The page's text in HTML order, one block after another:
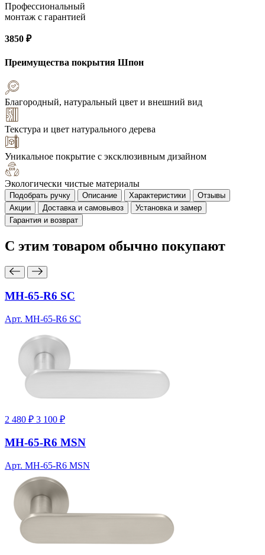
Профессиональный
монтаж с гарантией
3850 ₽
Преимущества покрытия Шпон
Благородный, натуральный цвет и внешний вид
Текстура и цвет натурального дерева
Уникальное покрытие с эксклюзивным дизайном
Экологически чистые материалы
Подобрать ручку Описание Характеристики
Отзывы
Акции
Доставка и самовывоз
Установка и замер
Гарантия и возврат
С этим товаром обычно покупают
MH-65-R6 SC
Арт. MH-65-R6 SC
2 480 ₽ 3 100 ₽
MH-65-R6 MSN
Арт. MH-65-R6 MSN